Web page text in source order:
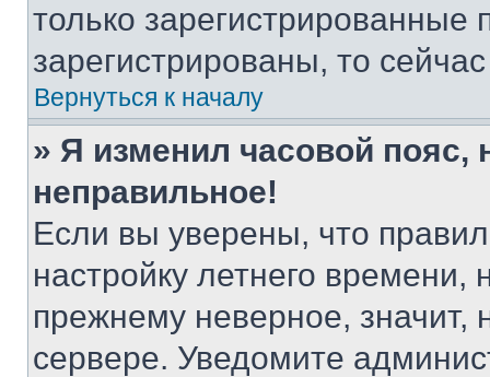
только
зарегистрированы, то
Вернуться к началу
» Я изменил часовой пояс,
неправильное!
Если вы уверены, что
настройку летнего
прежнему неверное, значит,
сервере. Уведомите